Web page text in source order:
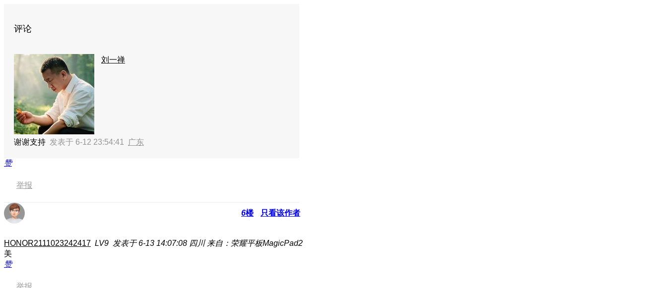
评论
刘一禅
谢谢支持 发表于 6-12 23:54:41 广东
赞
举报
6楼 只看该作者
HONOR2111023242417 LV9 发表于 6-13 14:07:08 四川 来自：荣耀平板MagicPad2
美
赞
举报